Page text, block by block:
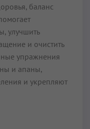
баланс
улучшить
и очистить
упражнения
и апаны,
и укрепляют